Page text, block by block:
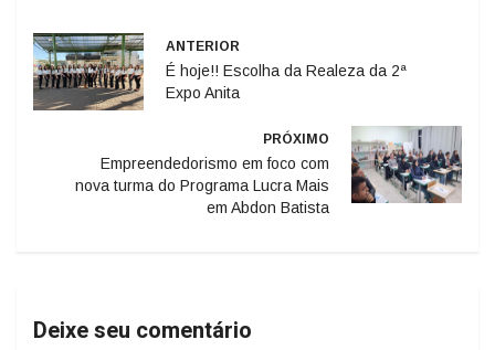
ANTERIOR
É hoje!! Escolha da Realeza da 2ª
Expo Anita
PRÓXIMO
Empreendedorismo em foco com
nova turma do Programa Lucra Mais
em Abdon Batista
Deixe seu comentário